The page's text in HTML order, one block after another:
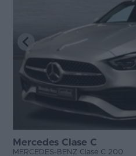
Mercedes Clase C
MERCEDES-BENZ Clase C 200